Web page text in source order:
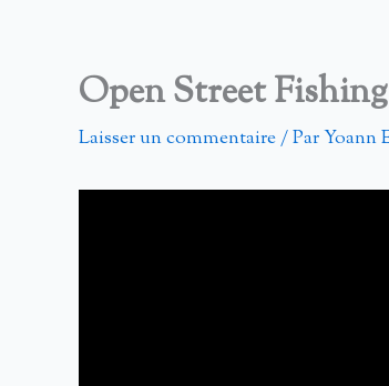
Open Street
Laisser un commentaire/ ParYoann